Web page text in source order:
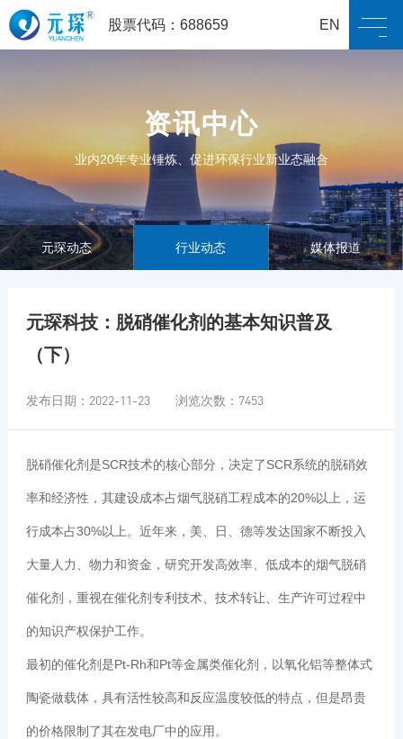
股票代码：688659 EN
资讯中心
业内20年专业锤炼、促进环保行业新业态融合
元琛动态 行业动态 媒体报道
元琛科技：脱硝催化剂的基本知识普及
（下）
发布日期：2022-11-23 浏览次数：7453
脱硝催化剂是SCR技术的核心部分，决定了SCR系统的脱硝效
率和经济性，其建设成本占烟气脱硝工程成本的20%以上，运
行成本占30%以上。近年来，美、日、德等发达国家不断投入
大量人力、物力和资金，研究开发高效率、低成本的烟气脱硝
催化剂，重视在催化剂专利技术、技术转让、生产许可过程中
的知识产权保护工作。
最初的催化剂是Pt-Rh和Pt等金属类催化剂，以氧化铝等整体式
陶瓷做载体，具有活性较高和反应温度较低的特点，但是昂贵
的价格限制了其在发电厂中的应用。